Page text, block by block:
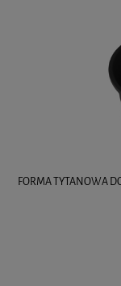
FORMA TYTANOWA